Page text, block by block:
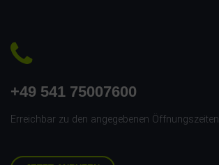
+49 541 75007600
Erreichbar zu den angegebenen Öffnungszeiten